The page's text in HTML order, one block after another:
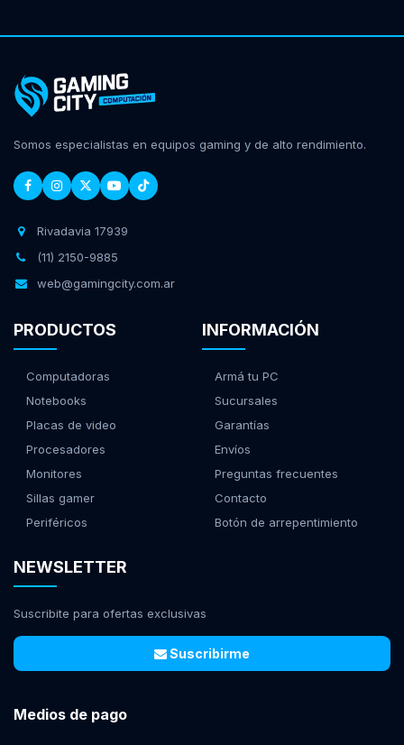
Somos especialistas en equipos gaming y de alto rendimiento.
Rivadavia 17939
(11) 2150-9885
web@gamingcity.com.ar
PRODUCTOS
Computadoras
Notebooks
Placas de video
Procesadores
Monitores
Sillas gamer
Periféricos
INFORMACIÓN
Armá tu PC
Sucursales
Garantías
Envíos
Preguntas frecuentes
Contacto
Botón de arrepentimiento
NEWSLETTER
Suscribite para ofertas exclusivas
Suscribirme
Medios de pago